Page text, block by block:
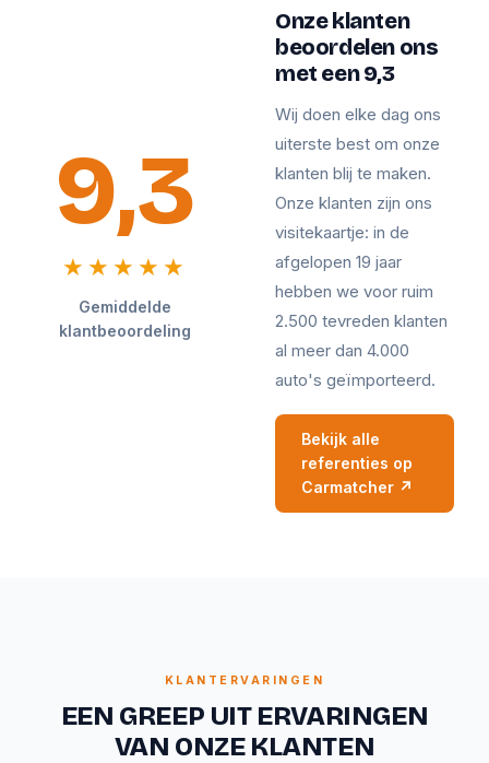
9,3
★★★★★
Gemiddelde
klantbeoordeling
Onze klanten
beoordelen ons
met een 9,3
Wij doen elke dag ons
uiterste best om onze
klanten blij te maken.
Onze klanten zijn ons
visitekaartje: in de
afgelopen 19 jaar
hebben we voor ruim
2.500 tevreden klanten
al meer dan 4.000
auto's geïmporteerd.
Bekijk alle
referenties op
Carmatcher ↗
KLANTERVARINGEN
EEN GREEP UIT ERVARINGEN
VAN ONZE KLANTEN